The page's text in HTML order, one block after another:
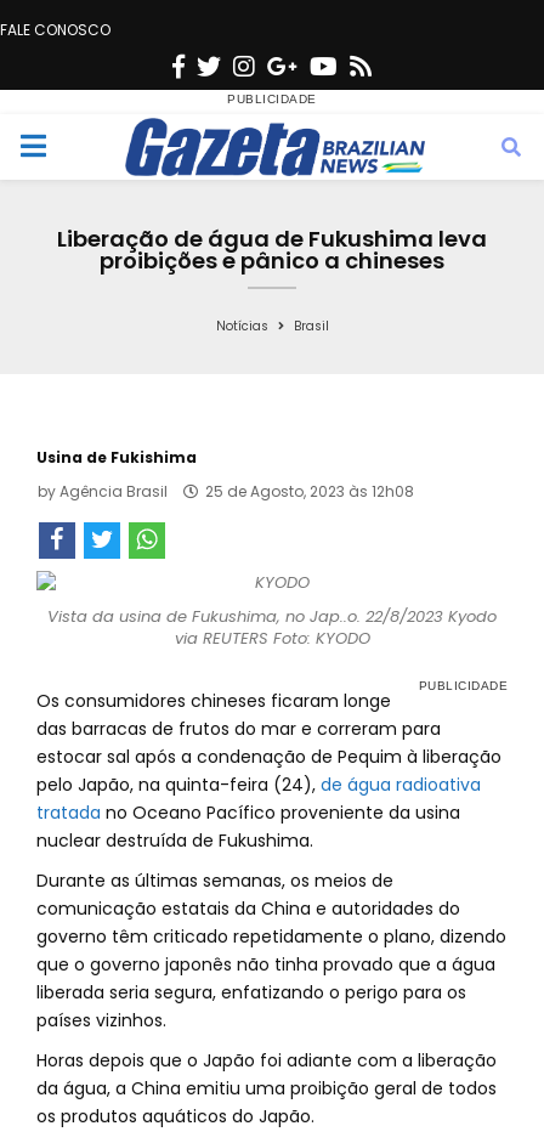
FALE CONOSCO
F
c
e
o
T
w
i
t
e
n
s
t
g
r
a
G
o
o
g
e
Y
u
t
b
s
M
Liberação de água de Fukushima leva
proibições e pânico a chineses
Notícias Brasil
Usina de Fukishima
byAgência Brasil 25 de Agosto, 2023 às 12h08
Vista da usina de Fukushima, no Jap..o. 22/8/2023 Kyodo
via REUTERS Foto: KYODO
Os consumidores chineses ficaram longe
das barracas de frutos do mar e correram para
estocar sal após a condenação de Pequim à liberação
pelo Japão, na quinta-feira (24), de água radioativa
tratada no Oceano Pacífico proveniente da usina
nuclear destruída de Fukushima.
Durante as últimas semanas, os meios de
comunicação estatais da China e autoridades do
governo têm criticado repetidamente o plano, dizendo
que o governo japonês não tinha provado que a água
liberada seria segura, enfatizando o perigo para os
países vizinhos.
Horas depois que o Japão foi adiante com a liberação
da água, a China emitiu uma proibição geral de todos
os produtos aquáticos do Japão.